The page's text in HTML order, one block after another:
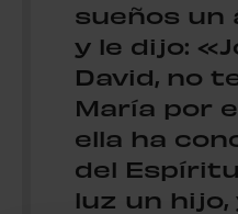
sueños un
y le dijo:
David, no
María por
ella ha
del
luz un hijo,